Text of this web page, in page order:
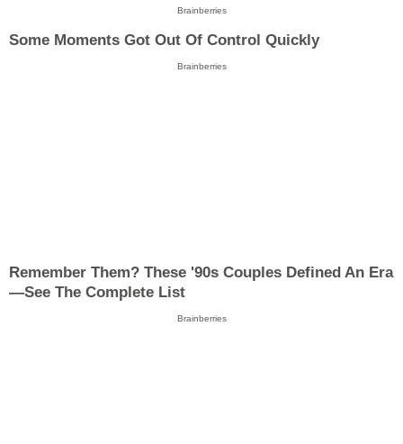
Brainberries
Some Moments Got Out Of Control Quickly
Brainberries
Remember Them? These '90s Couples Defined An Era
—See The Complete List
Brainberries